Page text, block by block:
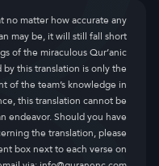
no matter how accurate any
may be, it will still fall short
of the miraculous Qur’anic
this translation is only the
of the team’s knowledge in
this translation cannot be
endeavor. Should you have
the translation, please
box next to each verse on